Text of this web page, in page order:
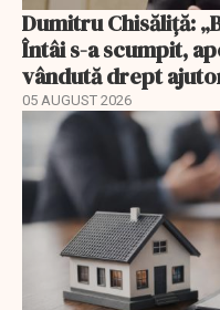
Dumitru Chisăliță:
Întâi s-a scumpit,
vândută drept
05 AUGUST 2026